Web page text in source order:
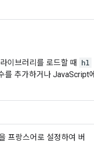
이브러리를 로드할 때
hl
를 추가하거나 JavaScript에
프랑스어로 설정하여 버